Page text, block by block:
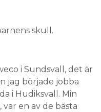
skull.
i Sundsvall, det är
jag började jobba
i Hudiksvall. Min
en av de bästa